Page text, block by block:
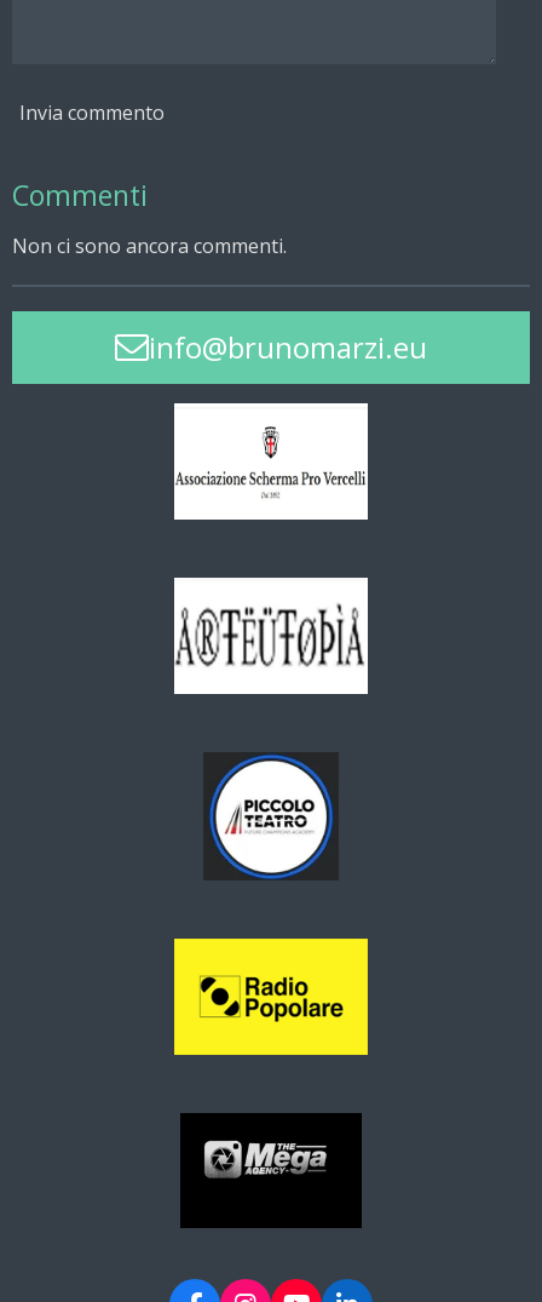
Invia commento
Commenti
Non ci sono ancora commenti.
info@brunomarzi.eu